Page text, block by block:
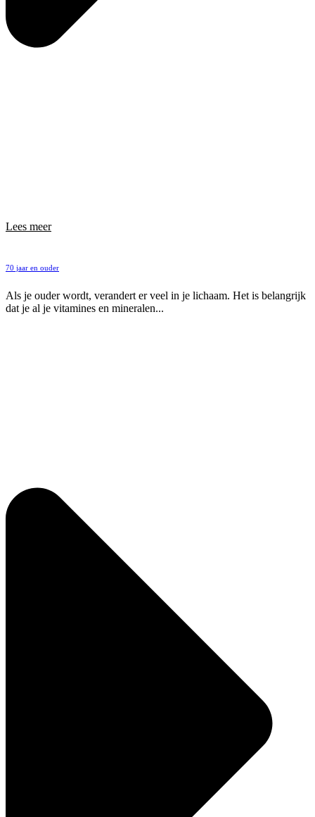
Lees meer
70 jaar en ouder
Als je ouder wordt, verandert er veel in je lichaam. Het is belangrijk
dat je al je vitamines en mineralen...